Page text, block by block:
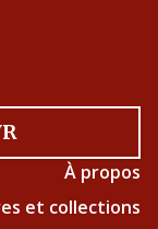
À propos
et collections